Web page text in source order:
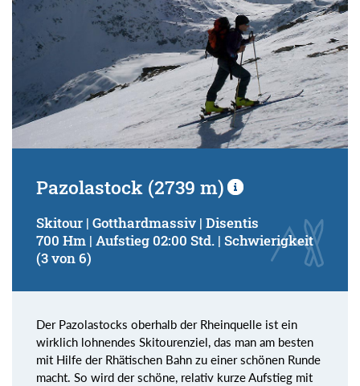
Pazolastock (2739 m)
Skitour | Gotthardmassiv | Disentis
700 Hm | Aufstieg 02:00 Std. | Schwierigkeit
(3 von 6)
Der Pazolastocks oberhalb der Rheinquelle ist ein
wirklich lohnendes Skitourenziel, das man am besten
mit Hilfe der Rhätischen Bahn zu einer schönen Runde
macht. So wird der schöne, relativ kurze Aufstieg mit